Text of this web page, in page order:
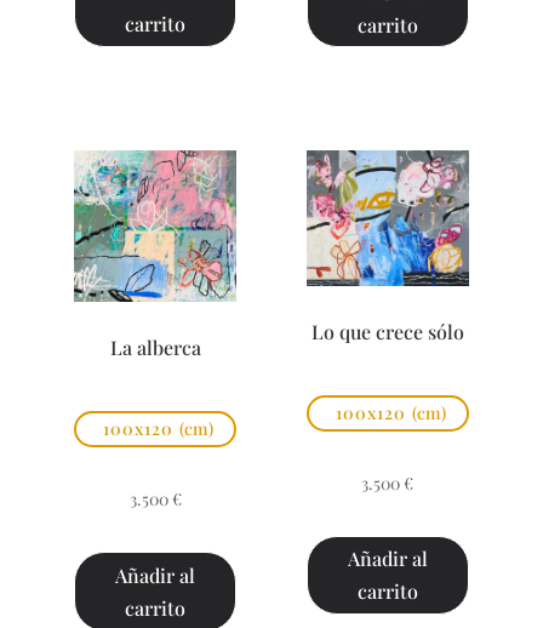
carrito
carrito
La alberca
100x120 (cm)
3.500 €
Añadir al
carrito
Lo que crece sólo
100x120 (cm)
3.500 €
Añadir al
carrito